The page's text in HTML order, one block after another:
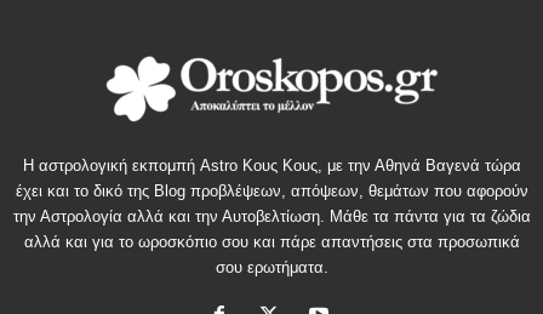
Η αστρολογική εκπομπή Astro Κους Κους, με την Αθηνά Βαγενά τώρα
έχει και το δικό της Blog προβλέψεων, απόψεων, θεμάτων που αφορούν
την Αστρολογία αλλά και την Αυτοβελτίωση. Μάθε τα πάντα για τα ζώδια
αλλά και για το ωροσκόπιο σου και πάρε απαντήσεις στα προσωπικά
σου ερωτήματα.